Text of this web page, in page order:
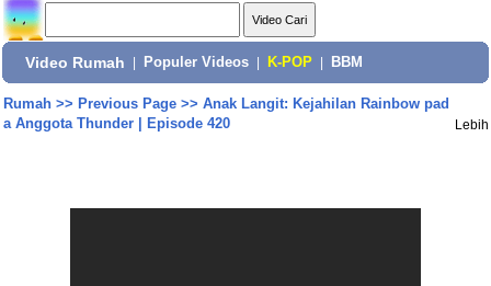
Video Rumah Populer Videos K-POP BBM
Rumah>> Previous Page>> Anak Langit: Kejahilan Rainbow pad
a Anggota Thunder | Episode 420
Lebih